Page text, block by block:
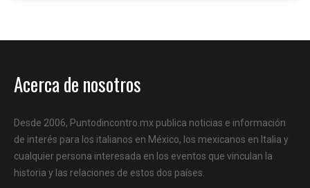
Acerca de nosotros
Desde 2006, Puntodincontro.mx publica noticias e información
de interés para los italianos en México, los mexicanos en Italia y
cualquier persona interesada en los eventos que vinculan la
historia y las relaciones de estos dos países.